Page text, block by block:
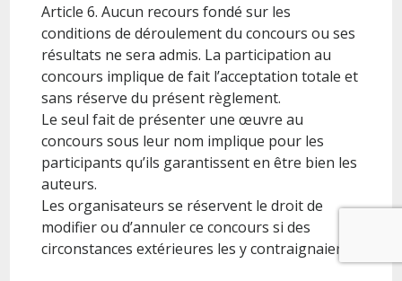
Article 6. Aucun recours fondé sur les
conditions de déroulement du concours ou ses
résultats ne sera admis. La participation au
concours implique de fait l’acceptation totale et
sans réserve du présent règlement.
Le seul fait de présenter une œuvre au
concours sous leur nom implique pour les
participants qu’ils garantissent en être bien les
auteurs.
Les organisateurs se réservent le droit de
modifier ou d’annuler ce concours si des
circonstances extérieures les y contraignaient.